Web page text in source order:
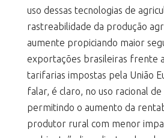
uso dessas tecnologias de
rastreabilidade da produção
aumente propiciando maior
exportações brasileiras frente
tarifarias impostas pela União
falar, é claro, no uso racional de
permitindo o aumento da
produtor rural com menor